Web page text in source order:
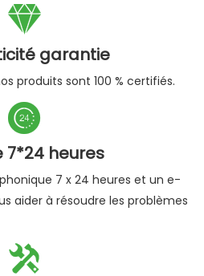

garantie
produits sont 100 % certifiés.

7*24 heures
7 x 24 heures et un e-
aider à résoudre les problèmes
